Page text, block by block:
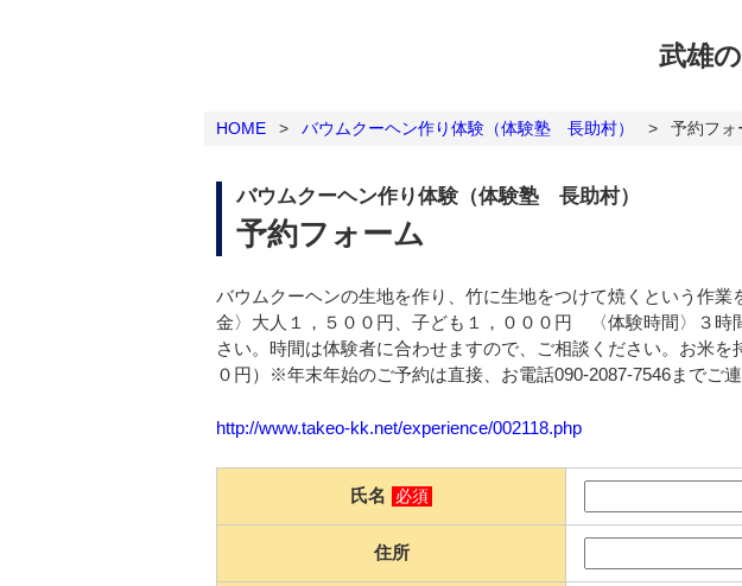
武雄
HOME > バウムクーヘン作り体験（体験塾 長助村） > 予約フォ
バウムクーヘン作り体験（体験塾 長助村）
予約フォーム
バウムクーヘンの生地を作り、竹に生地をつけて焼くという作
金〉大人１，５００円、子ども１，０００円 〈体験時間〉３
さい。時間は体験者に合わせますので、ご相談ください。お米
０円）※年末年始のご予約は直接、お電話090-2087-7546までご連
http://www.takeo-kk.net/experience/002118.php
氏名 必須
住所